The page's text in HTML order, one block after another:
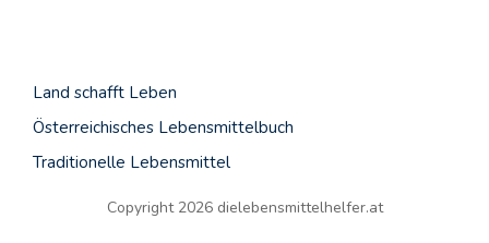
Land schafft Leben
Österreichisches Lebensmittelbuch
Traditionelle Lebensmittel
Copyright 2026 dielebensmittelhelfer.at